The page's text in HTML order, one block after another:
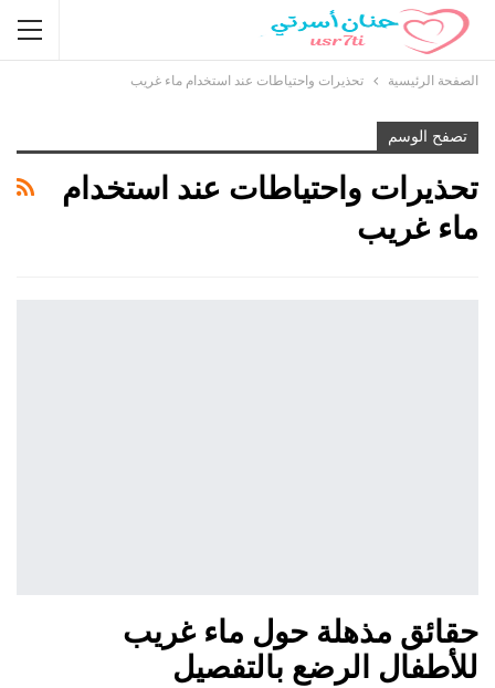
الصفحة الرئيسية تحذيرات واحتياطات عند استخدام ماء غريب
تصفح الوسم
تحذيرات واحتياطات عند استخدام
ماء غريب
حقائق مذهلة حول ماء غريب
للأطفال الرضع بالتفصيل